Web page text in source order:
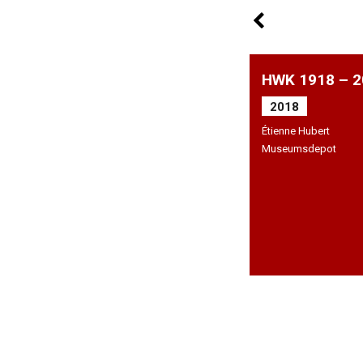
HWK 1918 –
2018
Étienne Hubert
Museumsdepot